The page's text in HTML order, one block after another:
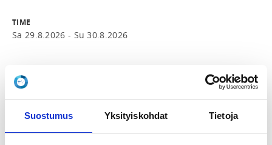
Suostumus Yksityiskohdat Tietoja
TIME
Sa 29.8.2026 - Su 30.8.2026
Vantaa, Suomi